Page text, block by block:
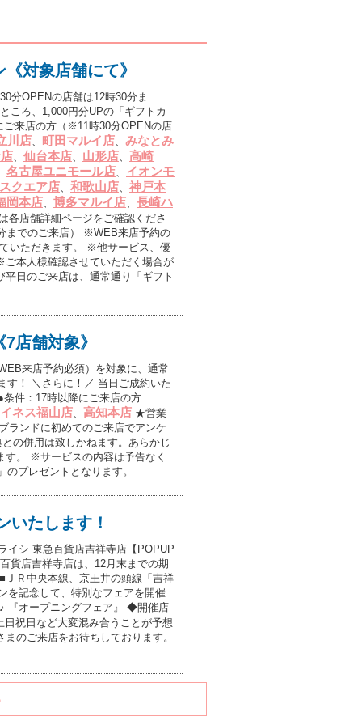
対象店舗にて》
分OPENの店舗は12時30分ま
ころ、1,000円分UPの「ギフトカ
ご来店の方（※11時30分OPENの店
川店、 町田マルイ店、 みなとみ
、 仙台本店、 山形店、 高崎
名古屋ユニモール店、 イオンモ
クエア店、 和歌山店、 神戸本
岡本店、 博多マルイ店、 長崎ハ
店舗詳細ページをご確認くださ
までのご来店） ※WEB来店予約の
いただきます。 ※他サービス、優
本人様確認させていただく場合が
日のご来店は、通常通り「ギフト
店舗対象》
来店予約必須）を対象に、通常
す！ ＼さらに！／ 当日ご成約いた
件：17時以降にご来店の方
ネス福山店、 高知本店 ★営業
ランドに初めてのご来店でアンケ
の併用は致しかねます。あらかじ
。 ※サービスの内容は予告なく
プレゼントとなります。
いたします！
イシ 東急百貨店吉祥寺店【POPUP
貨店吉祥寺店は、12月末までの期
Ｒ中央本線、京王井の頭線「吉祥
を記念して、特別なフェアを開催
『オープニングフェア』 ◆開催店
祝日など大変混み合うことが予想
のご来店をお待ちしております。